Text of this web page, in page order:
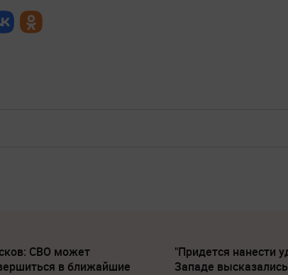
СВО может
в ближайшие
"Придется нанести
Западе